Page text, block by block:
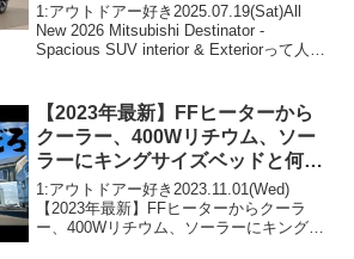
1:アウトドアー好き2025.07.19(Sat)All
New 2026 Mitsubishi Destinator -
Spacious SUV interior & Exteriorって人気
【2023年最新】FFヒーターから
クーラー、400Wリチウム、ソー
ラーにキングサイズベッドと何か
ら何まで標準装備で格安なライト
キャブコンキャンピングカーが凄
すぎる！『SUNDAY MIDDLE』
1:アウトドアー好き2023.11.01(Wed)
【2023年最新】FFヒーターからクーラ
ー、400Wリチウム、ソーラーにキングサ